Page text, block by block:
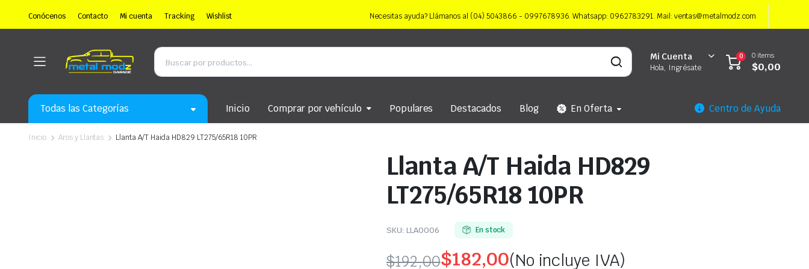
Conócenos Contacto Mi cuenta Tracking Wishlist Necesitas ayuda? Llámanos al (04) 5043866 - 0997678936. Whatsapp: 0962783291. Mail: ventas@metalmodz.com
Mi Cuenta
Hola, Ingrésate
0 0 items
$0,00
Todas las Categorías Inicio Comprar por vehículo Populares Destacados Blog En Oferta Centro de Ayuda
Inicio Aros y Llantas Llanta A/T Haida HD829 LT275/65R18 10PR
Llanta A/T Haida HD829
LT275/65R18 10PR
SKU: LLA0006 En stock
$192,00$182,00(No incluye IVA)